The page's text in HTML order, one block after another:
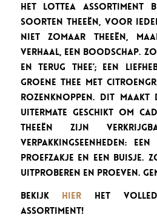
Het Lottea assortiment
soorten theeën, voor
niet zomaar theeën,
verhaal, een boodschap.
en Terug thee’; een
Groene thee met
rozenknoppen. Dit maakt
uitermate geschikt om
theeën zijn
verpakkingseenheden:
proefzakje en een buisje.
uitproberen en proeven.
Bekijk hier het
assortiment!